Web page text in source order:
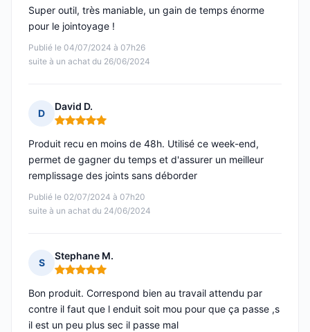
Publié le 04/07/2024 à 07h26
suite à un achat du 26/06/2024
Super outil, très maniable, un gain de temps énorme
pour le jointoyage !
D
David D.
Note : 5 sur 5
Publié le 02/07/2024 à 07h20
suite à un achat du 24/06/2024
Produit recu en moins de 48h. Utilisé ce week-end,
permet de gagner du temps et d'assurer un meilleur
remplissage des joints sans déborder
S
Stephane M.
Note : 5 sur 5
Bon produit. Correspond bien au travail attendu par
contre il faut que l enduit soit mou pour que ça passe ,s
il est un peu plus sec il passe mal